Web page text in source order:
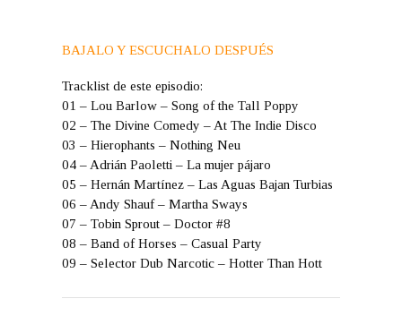
BAJALO Y ESCUCHALO DESPUÉS
Tracklist de este episodio:
01 – Lou Barlow – Song of the Tall Poppy
02 – The Divine Comedy – At The Indie Disco
03 – Hierophants – Nothing Neu
04 – Adrián Paoletti – La mujer pájaro
05 – Hernán Martínez – Las Aguas Bajan Turbias
06 – Andy Shauf – Martha Sways
07 – Tobin Sprout – Doctor #8
08 – Band of Horses – Casual Party
09 – Selector Dub Narcotic – Hotter Than Hott